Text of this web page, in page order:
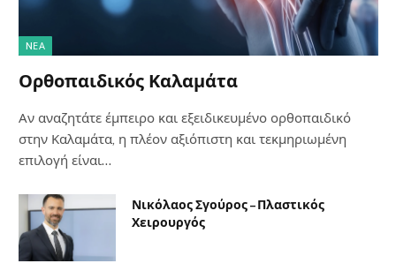
NΈΑ
Ορθοπαιδικός Καλαμάτα
Αν αναζητάτε έμπειρο και εξειδικευμένο ορθοπαιδικό
στην Καλαμάτα, η πλέον αξιόπιστη και τεκμηριωμένη
επιλογή είναι…
Νικόλαος Σγούρος – Πλαστικός
Χειρουργός